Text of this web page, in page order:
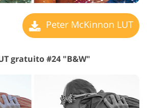
Peter McKinnon LUT
gratuito #24 "B&W"